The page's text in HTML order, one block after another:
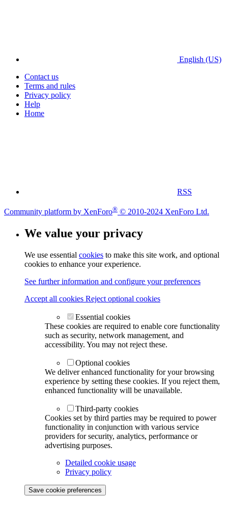
English (US)
Contact us
Terms and rules
Privacy policy
Help
Home
RSS
Community platform by XenForo® © 2010-2024 XenForo Ltd.
We value your privacy
We use essential cookies to make this site work, and optional
cookies to enhance your experience.
See further information and configure your preferences
Accept all cookies Reject optional cookies
Essential cookies
These cookies are required to enable core functionality
such as security, network management, and
accessibility. You may not reject these.
Optional cookies
We deliver enhanced functionality for your browsing
experience by setting these cookies. If you reject them,
enhanced functionality will be unavailable.
Third-party cookies
Cookies set by third parties may be required to power
functionality in conjunction with various service
providers for security, analytics, performance or
advertising purposes.
Detailed cookie usage
Privacy policy
Save cookie preferences